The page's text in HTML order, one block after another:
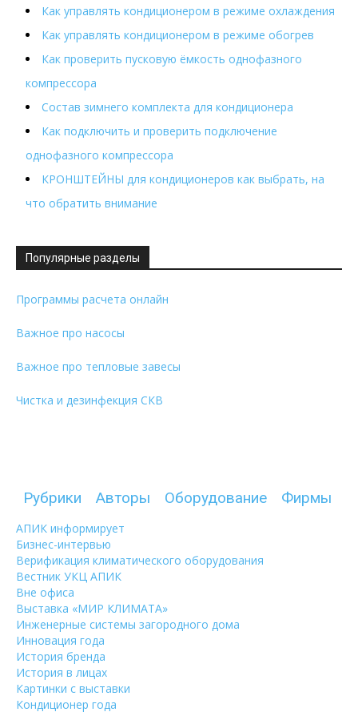
Как управлять кондиционером в режиме охлаждения
Как управлять кондиционером в режиме обогрев
Как проверить пусковую ёмкость однофазного
компрессора
Состав зимнего комплекта для кондиционера
Как подключить и проверить подключение
однофазного компрессора
КРОНШТЕЙНЫ для кондиционеров как выбрать, на
что обратить внимание
Популярные разделы
Программы расчета онлайн
Важное про насосы
Важное про тепловые завесы
Чистка и дезинфекция СКВ
Рубрики Авторы Оборудование Фирмы
АПИК информирует
Бизнес-интервью
Верификация климатического оборудования
Вестник УКЦ АПИК
Вне офиса
Выставка «МИР КЛИМАТА»
Инженерные системы загородного дома
Инновация года
История бренда
История в лицах
Картинки с выставки
Кондиционер года